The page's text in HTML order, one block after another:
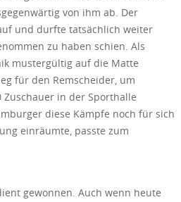
von ihm ab. Der
und durfte tatsächlich weiter
zu haben schien. Als
mustergültig auf die Matte
für den Remscheider, um
in der Sporthalle
diese Kämpfe noch für sich
einräumte, passte zum
gewonnen. Auch wenn heute